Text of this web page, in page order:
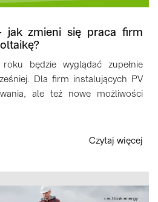
jak zmieni się praca firm
będzie wyglądać zupełnie
Dla firm instalujących PV
ale też nowe możliwości
Czytaj więcej